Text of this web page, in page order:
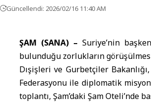
Güncellendi: 2026/02/16 11:40 AM
ŞAM (SANA) –Suriye’nin
bulunduğu zorlukların
Dışişleri ve Gurbetçiler Bakanlığı
Federasyonu ile diplomatik
toplantı, Şam’daki Şam Oteli’nde